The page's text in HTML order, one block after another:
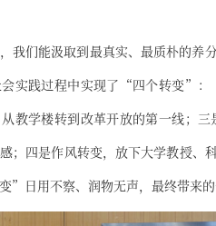
我们能汲取到最真实、最质朴的
实践过程中实现了“四个转变”
教学楼转到改革开放的第一线；
；四是作风转变，放下大学教授
”日用不察、润物无声，最终带来